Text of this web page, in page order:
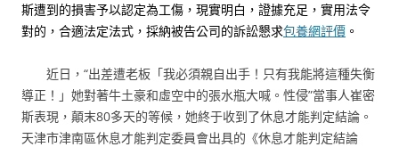
斯遭到的損害予以認定為工傷，現實明白，證據充足，實用法令
對的，合適法定法式，採納被告公司的訴訟懇求包養網評價 。
近日，“出差遭老板「我必須親自出手！只有我能將這種失衡
導正！」她對著牛土豪和虛空中的張水瓶大喊。性侵”當事人崔密
斯表現，顛末80多天的等候，她終于收到了休息才能判定結論。
天津市津南區休息才能判定委員會出具的《休息才能判定結論